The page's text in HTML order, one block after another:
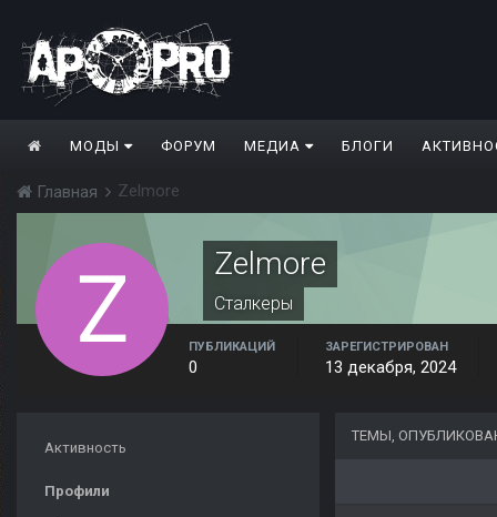
МОДЫ ФОРУМ МЕДИА БЛОГИ
Главная Zelmore
Zelmore
Сталкеры
ПУБЛИКАЦИЙ
0
ЗАРЕГИСТРИРОВАН
13 декабря, 2024
Активность
Профили
ТЕМЫ,